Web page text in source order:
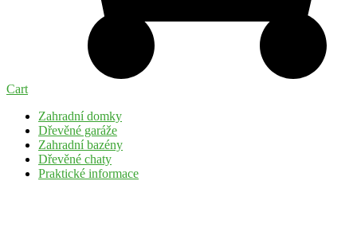
Cart
Zahradní domky
Dřevěné garáže
Zahradní bazény
Dřevěné chaty
Praktické informace